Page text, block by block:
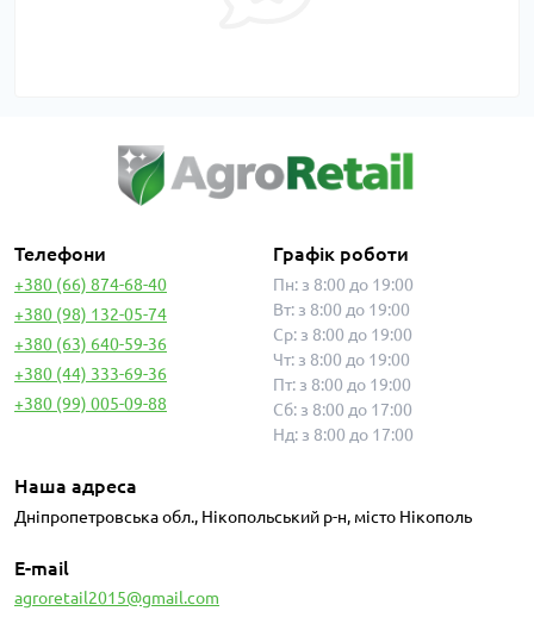
Телефони
+380 (66) 874-68-40
+380 (98) 132-05-74
+380 (63) 640-59-36
+380 (44) 333-69-36
+380 (99) 005-09-88
Графік роботи
Пн: з 8:00 до 19:00
Вт: з 8:00 до 19:00
Ср: з 8:00 до 19:00
Чт: з 8:00 до 19:00
Пт: з 8:00 до 19:00
Сб: з 8:00 до 17:00
Нд: з 8:00 до 17:00
Наша адреса
Дніпропетровська обл., Нікопольський р-н, місто Нікополь
E-mail
agroretail2015@gmail.com